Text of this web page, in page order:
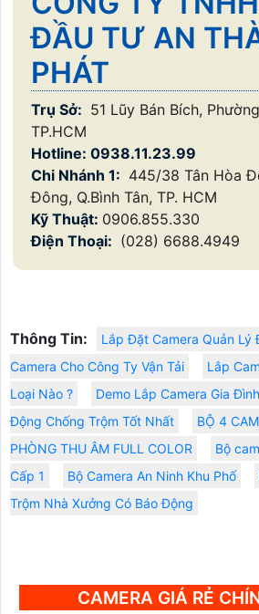
ĐẦU TƯ AN
PHÁT
Trụ Sở: 51 Lũy Bán Bích,
TP.HCM
Hotline: 0938.11.23.99
Chi Nhánh 1: 445/38 Tân Hòa
Đông, Q.Bình Tân, TP. HCM
Kỹ Thuật: 0906.855.330
Điện Thoại: (028) 6688.4949
Thông Tin: Lắp Đặt Camera Quản Lý
Camera Cho Công Ty Vận Tải
Lắp
Loại Nào ?
Demo Lắp Camera Gia Đình
Động Chống Trộm Tốt Nhất
BỘ 4
PHÒNG THU ÂM FULL COLOR
Bộ
Cấp 1
Bộ Camera An Ninh Khu Phố
Trộm Nhà Xưởng Có Báo Động
CAMERA GIÁ RẺ